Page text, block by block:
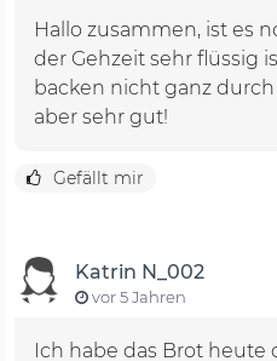
Hallo zusammen, ist es
der Gehzeit sehr flüssig
backen nicht ganz
aber sehr gut!
Gefällt mir
Katrin N_002
vor 5 Jahren
Ich habe das Brot heute